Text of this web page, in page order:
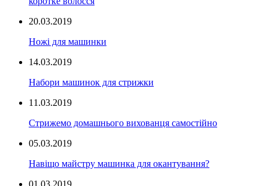
20.03.2019
Ножі для машинки
14.03.2019
Набори машинок для стрижки
11.03.2019
Стрижемо домашнього вихованця самостійно
05.03.2019
Навіщо майстру машинка для окантування?